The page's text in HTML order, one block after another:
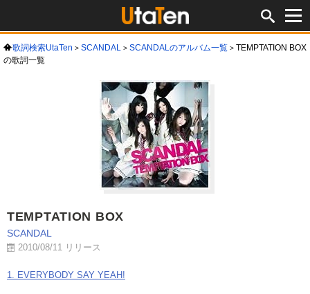
歌詞検索UtaTen SCANDAL SCANDALのアルバム一覧
TEMPTATION BOX
の歌詞一覧
TEMPTATION BOX
SCANDAL
2010/08/11 リリース
1. EVERYBODY SAY YEAH!